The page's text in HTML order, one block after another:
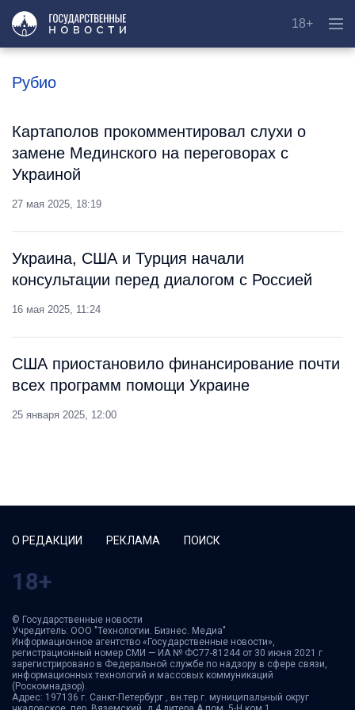
18+
Рубио
Картаполов прокомментировал слухи о
замене Мединского на переговорах с
Украиной
27 мая 2025, 18:19
Украина, США и Турция начали
консультации перед диалогом с Россией
16 мая 2025, 11:24
США приостановило финансирование почти
всех программ помощи Украине
25 января 2025, 12:00
О РЕДАКЦИИ РЕКЛАМА ПОИСК
18+
© Государственные новости
Учредитель: ООО "Технологии. Бизнес. Медиа"
Информационное агентство «Государственные новости»,
регистрационный номер СМИ — ИА № ФС77-81244 от 30 июня 2021 г
зарегистрировано в Федеральной службе по надзору в сфере связи,
информационных технологий и массовых коммуникаций
(Роскомнадзор).
Адрес: 197136 г. Санкт-Петербург , вн.тер.г. муниципальный округ